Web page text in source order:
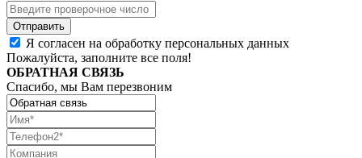
Я согласен на обработку персональных данных
Пожалуйста, заполните все поля!
ОБРАТНАЯ СВЯЗЬ
Спасибо, мы Вам перезвоним